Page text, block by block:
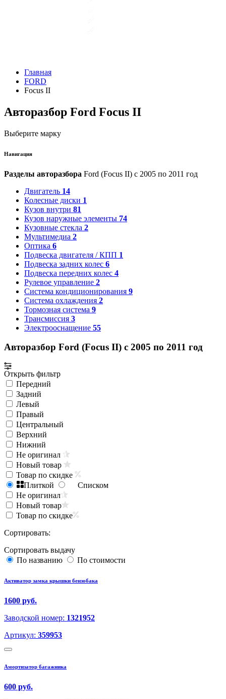
Главная
FORD
Focus II
Авторазбор Ford Focus II
Выберите марку
Навигация
Разделы авторазбора Ford (Focus II) с 2005 по 2011 год
Двигатель 14
Колесные диски 1
Кузов внутри 81
Кузов наружные элементы 74
Кузовные стекла 2
Мультимедиа 2
Оптика 6
Подвеска двигателя / КПП 1
Подвеска задних колес 6
Подвеска передних колес 4
Рулевое управление 2
Система кондиционирования 9
Система охлаждения 2
Тормозная система 9
Трансмиссия 3
Электрооснащение 55
Авторазбор Ford (Focus II) с 2005 по 2011 год
Открыть фильтр
Передний
Задний
Левый
Правый
Центральный
Верхний
Нижний
Не оригинал
Новый товар
Товар по скидке
Плиткой
Списком
Не оригинал
Новый товар
Товар по скидке
Сортировать:
Сортировать выдачу
По названию
По стоимости
Активатор замка крышки бензобака
1600 руб.
Заводской номер: 1321952
Артикул: 359953
Амортизатор багажника
600 руб.